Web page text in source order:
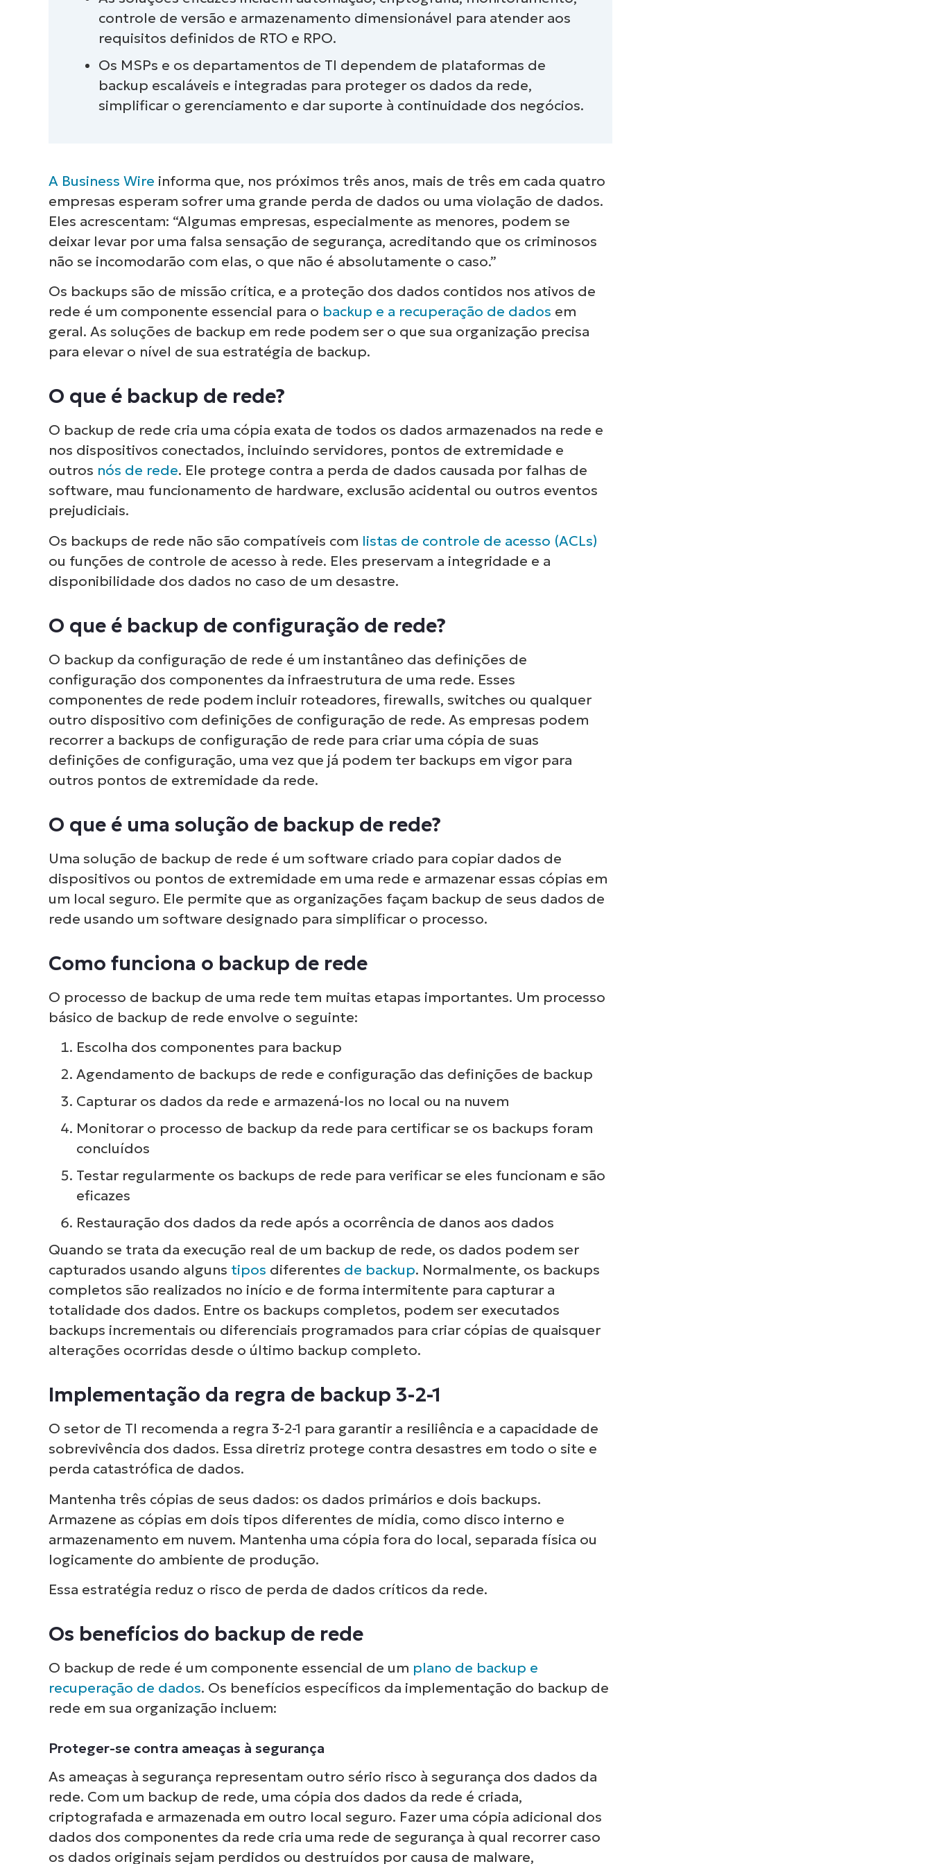
Os benefícios do backup de rede
Recursos importantes de uma solução de backup de rede
Como os MSPs usam backups de rede
Faça backup de seus ativos de rede com o NinjaOne
controle de versão e armazenamento dimensionável para atender aos
requisitos definidos de RTO e RPO.
Os MSPs e os departamentos de TI dependem de plataformas de
backup escaláveis e integradas para proteger os dados da rede,
simplificar o gerenciamento e dar suporte à continuidade dos negócios.
A Business Wire informa que, nos próximos três anos, mais de três em cada quatro
empresas esperam sofrer uma grande perda de dados ou uma violação de dados.
Eles acrescentam: “Algumas empresas, especialmente as menores, podem se
deixar levar por uma falsa sensação de segurança, acreditando que os criminosos
não se incomodarão com elas, o que não é absolutamente o caso.”
Os backups são de missão crítica, e a proteção dos dados contidos nos ativos de
rede é um componente essencial para o backup e a recuperação de dados em
geral. As soluções de backup em rede podem ser o que sua organização precisa
para elevar o nível de sua estratégia de backup.
O que é backup de rede?
O backup de rede cria uma cópia exata de todos os dados armazenados na rede e
nos dispositivos conectados, incluindo servidores, pontos de extremidade e
outros nós de rede. Ele protege contra a perda de dados causada por falhas de
software, mau funcionamento de hardware, exclusão acidental ou outros eventos
prejudiciais.
Os backups de rede não são compatíveis com listas de controle de acesso (ACLs)
ou funções de controle de acesso à rede. Eles preservam a integridade e a
disponibilidade dos dados no caso de um desastre.
O que é backup de configuração de rede?
O backup da configuração de rede é um instantâneo das definições de
configuração dos componentes da infraestrutura de uma rede. Esses
componentes de rede podem incluir roteadores, firewalls, switches ou qualquer
outro dispositivo com definições de configuração de rede. As empresas podem
recorrer a backups de configuração de rede para criar uma cópia de suas
definições de configuração, uma vez que já podem ter backups em vigor para
outros pontos de extremidade da rede.
O que é uma solução de backup de rede?
Uma solução de backup de rede é um software criado para copiar dados de
dispositivos ou pontos de extremidade em uma rede e armazenar essas cópias em
um local seguro. Ele permite que as organizações façam backup de seus dados de
rede usando um software designado para simplificar o processo.
Como funciona o backup de rede
O processo de backup de uma rede tem muitas etapas importantes. Um processo
básico de backup de rede envolve o seguinte:
Escolha dos componentes para backup
Agendamento de backups de rede e configuração das definições de backup
Capturar os dados da rede e armazená-los no local ou na nuvem
Monitorar o processo de backup da rede para certificar se os backups foram
concluídos
Testar regularmente os backups de rede para verificar se eles funcionam e são
eficazes
Restauração dos dados da rede após a ocorrência de danos aos dados
Quando se trata da execução real de um backup de rede, os dados podem ser
capturados usando alguns tipos diferentes de backup. Normalmente, os backups
completos são realizados no início e de forma intermitente para capturar a
totalidade dos dados. Entre os backups completos, podem ser executados
backups incrementais ou diferenciais programados para criar cópias de quaisquer
alterações ocorridas desde o último backup completo.
Implementação da regra de backup 3-2-1
O setor de TI recomenda a regra 3-2-1 para garantir a resiliência e a capacidade de
sobrevivência dos dados. Essa diretriz protege contra desastres em todo o site e
perda catastrófica de dados.
Mantenha três cópias de seus dados: os dados primários e dois backups.
Armazene as cópias em dois tipos diferentes de mídia, como disco interno e
armazenamento em nuvem. Mantenha uma cópia fora do local, separada física ou
logicamente do ambiente de produção.
Essa estratégia reduz o risco de perda de dados críticos da rede.
Os benefícios do backup de rede
O backup de rede é um componente essencial de um plano de backup e
recuperação de dados. Os benefícios específicos da implementação do backup de
rede em sua organização incluem:
Proteger-se contra ameaças à segurança
As ameaças à segurança representam outro sério risco à segurança dos dados da
rede. Com um backup de rede, uma cópia dos dados da rede é criada,
criptografada e armazenada em outro local seguro. Fazer uma cópia adicional dos
dados dos componentes da rede cria uma rede de segurança à qual recorrer caso
os dados originais sejam perdidos ou destruídos por causa de malware,
Ver NinjaOne em ação
Navegue por nossas demonstrações sob demanda para
ver como o software NinjaOne simplifica as tarefas mais
endpoints, aplicação de patches, MDM, tickets de
helpdesk e muito mais!